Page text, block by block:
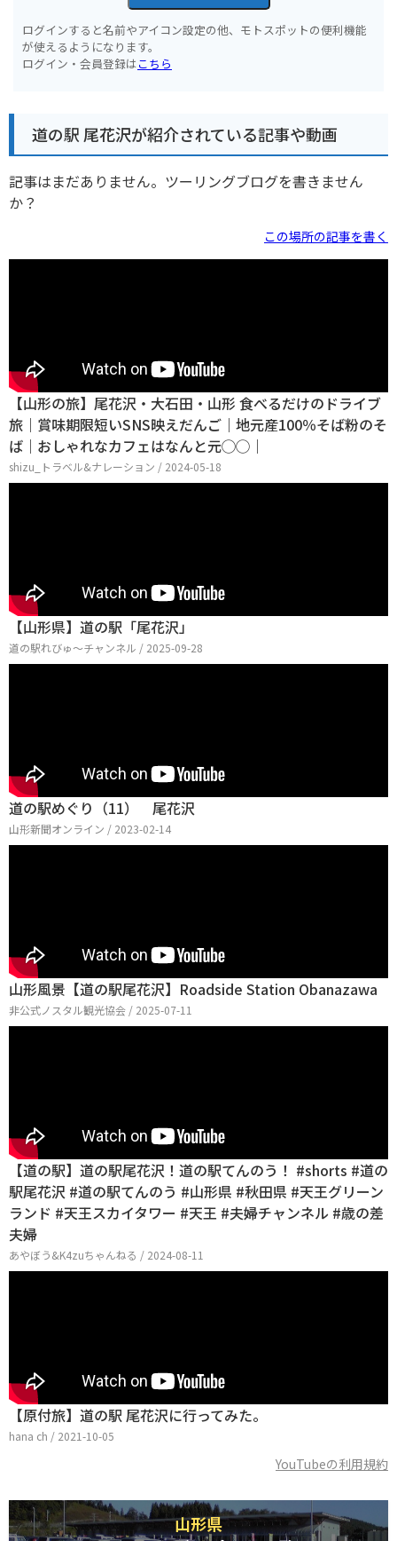
ログインすると名前やアイコン設定の他、モトスポットの便利機能
が使えるようになります。
ログイン・会員登録はこちら
道の駅 尾花沢が紹介されている記事や動画
記事はまだありません。ツーリングブログを書きません
か？
この場所の記事を書く
【山形の旅】尾花沢・大石田・山形 食べるだけのドライブ
旅｜賞味期限短いSNS映えだんご｜地元産100％そば粉のそ
ば｜おしゃれなカフェはなんと元◯◯｜
shizu_トラベル&ナレーション / 2024-05-18
【山形県】道の駅「尾花沢」
道の駅れびゅ〜チャンネル / 2025-09-28
道の駅めぐり（11） 尾花沢
山形新聞オンライン / 2023-02-14
山形風景【道の駅尾花沢】Roadside Station Obanazawa
非公式ノスタル観光協会 / 2025-07-11
【道の駅】道の駅尾花沢！道の駅てんのう！ #shorts #道の
駅尾花沢 #道の駅てんのう #山形県 #秋田県 #天王グリーン
ランド #天王スカイタワー #天王 #夫婦チャンネル #歳の差
夫婦
あやぼう&K4zuちゃんねる / 2024-08-11
【原付旅】道の駅 尾花沢に行ってみた。
hana ch / 2021-10-05
YouTubeの利用規約
山形県